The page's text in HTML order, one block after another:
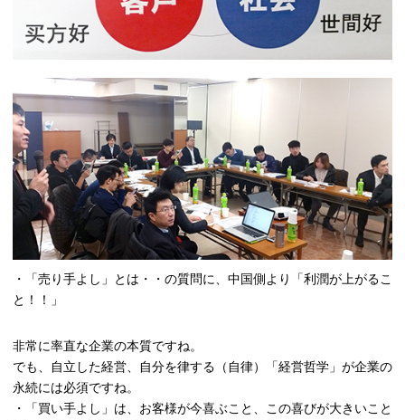
・「売り手よし」とは・・の質問に、中国側より「利潤が上がるこ
と！！」
非常に率直な企業の本質ですね。
でも、自立した経営、自分を律する（自律）「経営哲学」が企業の
永続には必須ですね。
・「買い手よし」は、お客様が今喜ぶこと、この喜びが大きいこと